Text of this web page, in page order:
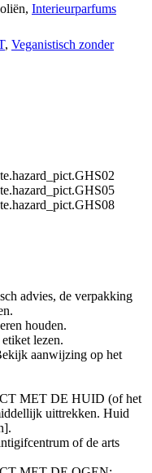
Interieurparfums
, Veganistisch zonder
advies, de verpakking
houden.
lezen.
aanwijzing op het
MET DE HUID (of het
uittrekken. Huid
of de arts